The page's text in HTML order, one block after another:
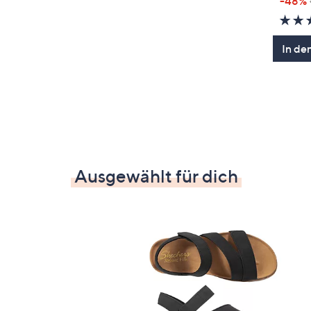
In
Ausgewählt für dich